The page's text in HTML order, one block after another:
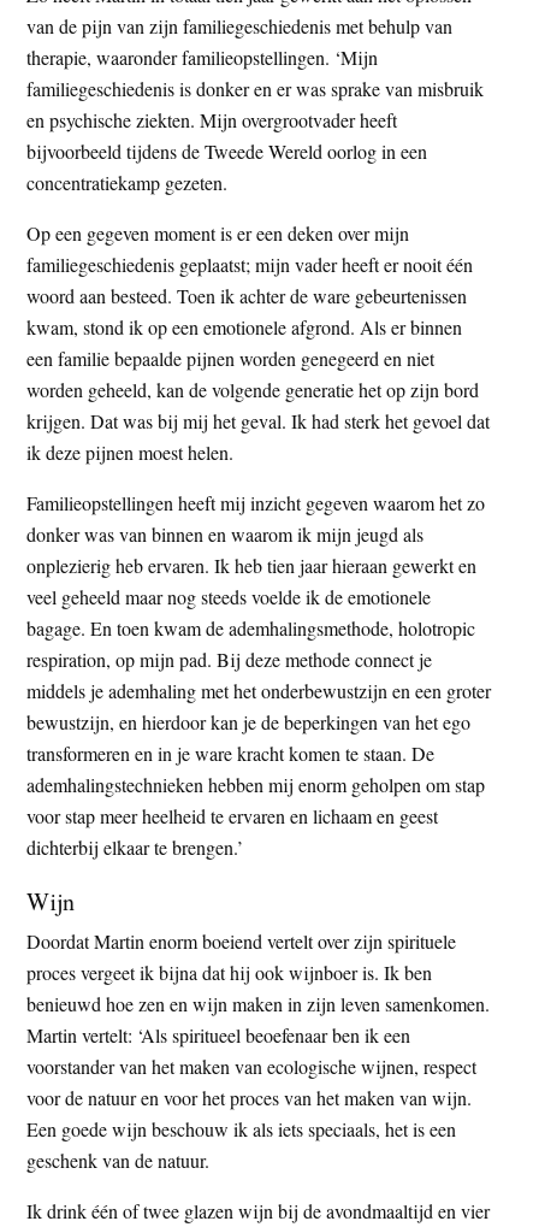
van de pijn van zijn familiegeschiedenis met behulp van
therapie, waaronder familieopstellingen. ‘Mijn
familiegeschiedenis is donker en er was sprake van misbruik
en psychische ziekten. Mijn overgrootvader heeft
bijvoorbeeld tijdens de Tweede Wereld oorlog in een
concentratiekamp gezeten.
Op een gegeven moment is er een deken over mijn
familiegeschiedenis geplaatst; mijn vader heeft er nooit één
woord aan besteed. Toen ik achter de ware gebeurtenissen
kwam, stond ik op een emotionele afgrond. Als er binnen
een familie bepaalde pijnen worden genegeerd en niet
worden geheeld, kan de volgende generatie het op zijn bord
krijgen. Dat was bij mij het geval. Ik had sterk het gevoel dat
ik deze pijnen moest helen.
Familieopstellingen heeft mij inzicht gegeven waarom het zo
donker was van binnen en waarom ik mijn jeugd als
onplezierig heb ervaren. Ik heb tien jaar hieraan gewerkt en
veel geheeld maar nog steeds voelde ik de emotionele
bagage. En toen kwam de ademhalingsmethode, holotropic
respiration, op mijn pad. Bij deze methode connect je
middels je ademhaling met het onderbewustzijn en een groter
bewustzijn, en hierdoor kan je de beperkingen van het ego
transformeren en in je ware kracht komen te staan. De
ademhalingstechnieken hebben mij enorm geholpen om stap
voor stap meer heelheid te ervaren en lichaam en geest
dichterbij elkaar te brengen.’
Wijn
Doordat Martin enorm boeiend vertelt over zijn spirituele
proces vergeet ik bijna dat hij ook wijnboer is. Ik ben
benieuwd hoe zen en wijn maken in zijn leven samenkomen.
Martin vertelt: ‘Als spiritueel beoefenaar ben ik een
voorstander van het maken van ecologische wijnen, respect
voor de natuur en voor het proces van het maken van wijn.
Een goede wijn beschouw ik als iets speciaals, het is een
geschenk van de natuur.
Ik drink één of twee glazen wijn bij de avondmaaltijd en vier